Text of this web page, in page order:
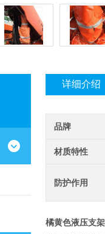
详细介绍
品牌
材质特性
防护作用
橘黄色液压支